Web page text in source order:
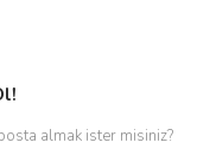
almak ister misiniz?